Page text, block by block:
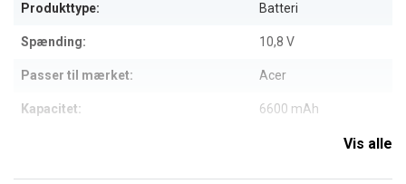
Produkttype: Batteri
Spænding: 10,8 V
Passer til mærket: Acer
Kapacitet: 6600 mAh
Vis alle